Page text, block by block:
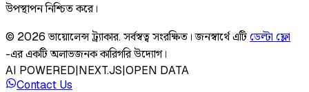
উপস্থাপন নিশ্চিত করে।
© 2026 ভায়োলেন্স ট্র্যাকার.সর্বস্বত্ব সংরক্ষিত। জনস্বার্থে এটিডেল্টা ফ্লো
-এর একটি অলাভজনক কারিগরি উদ্যোগ।
AI POWERED|NEXT.JS|OPEN DATA
Contact Us